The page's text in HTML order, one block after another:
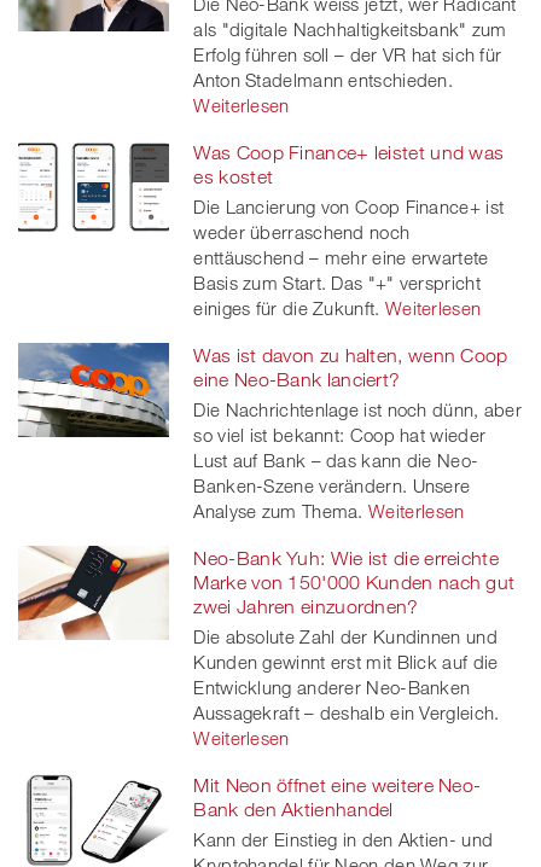
als "digitale Nachhaltigkeitsbank" zum
Erfolg führen soll – der VR hat sich für
Anton Stadelmann entschieden.
Weiterlesen
Was Coop Finance+ leistet und was
es kostet
Die Lancierung von Coop Finance+ ist
weder überraschend noch
enttäuschend – mehr eine erwartete
Basis zum Start. Das "+" verspricht
einiges für die Zukunft. Weiterlesen
Was ist davon zu halten, wenn Coop
eine Neo-Bank lanciert?
Die Nachrichtenlage ist noch dünn, aber
so viel ist bekannt: Coop hat wieder
Lust auf Bank – das kann die Neo-
Banken-Szene verändern. Unsere
Analyse zum Thema. Weiterlesen
Neo-Bank Yuh: Wie ist die erreichte
Marke von 150'000 Kunden nach gut
zwei Jahren einzuordnen?
Die absolute Zahl der Kundinnen und
Kunden gewinnt erst mit Blick auf die
Entwicklung anderer Neo-Banken
Aussagekraft – deshalb ein Vergleich.
Weiterlesen
Mit Neon öffnet eine weitere Neo-
Bank den Aktienhandel
Kann der Einstieg in den Aktien- und